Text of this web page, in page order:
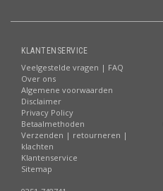
KLANTENSERVICE
Veelgestelde vragen | FAQ
Over ons
Algemene voorwaarden
Disclaimer
Privacy Policy
Betaalmethoden
Verzenden | retourneren |
klachten
Klantenservice
Sitemap